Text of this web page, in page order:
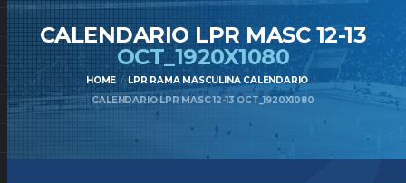
CALENDARIO LPR MASC 12-13
OCT_1920X1080
HOME
LPR RAMA MASCULINA CALENDARIO
CALENDARIO LPR MASC 12-13 OCT_1920X1080